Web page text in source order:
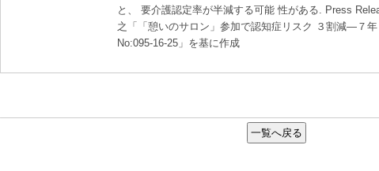
と、 要介護認定率が半減する可能 性がある. Press
之「「憩いのサロン」参加で認知症リスク ３割減―７
No:095-16-25」を基に作成